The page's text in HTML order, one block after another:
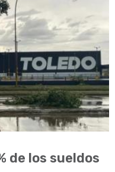
de los sueldos